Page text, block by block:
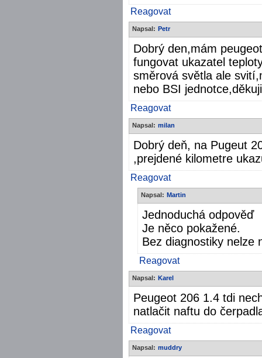
Reagovat
Napsal: Petr
Dobrý den,mám
fungovat ukazatel
směrová světla ale
nebo BSI
Reagovat
Napsal: milan
Dobrý deň, na Pugeut
,prejdené kilometre
Reagovat
Napsal: Martin
Jednoduchá odpověď
Je něco pokažené.
Bez diagnostiky nelze
Reagovat
Napsal: Karel
Peugeot 206 1.4 tdi
natlačit naftu do
Reagovat
Napsal: muddry